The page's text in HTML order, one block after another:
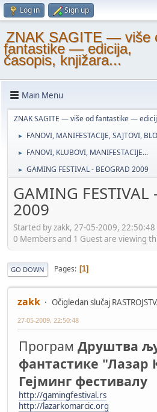
Log in Sign up
ZNAK SAGITE — više
fantastike — edicija,
časopis, knjižara...
Main Menu
ZNAK SAGITE — više od fantastike —
► FANOVI, MANIFESTACIJE, SAJTOVI,
► FANOVI, KLUBOVI, MANIFESTACIJE...
► GAMING FESTIVAL - BEOGRAD 2009
GAMING FESTIVAL
2009
Started by zakk, 27-05-2009, 22:50:48
0 Members and 1 Guest are viewing
GO DOWN Pages 1
zakk Očigledan slučaj
27-05-2009, 22:50:48
Програм Друштва
фантастике "Лазар
Гејминг фестивалу
http://gamingfestival.rs
http://lazarkomarcic.org